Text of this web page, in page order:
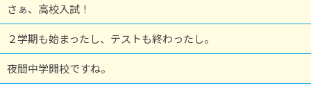
さぁ、高校入試！
２学期も始まったし、テストも終わったし。
夜間中学開校ですね。